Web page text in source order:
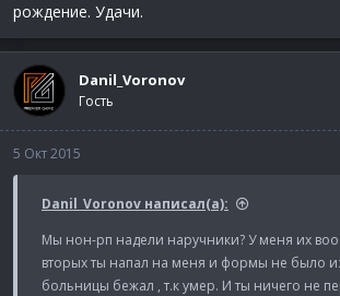
рождение. Удачи.
Danil_Voronov
Гость
5 Окт 2015
Danil_Voronov написал(а):
Мы нон-рп надели наручники? У меня их
вторых ты напал на меня и формы не было
больницы бежал , т.к умер. И ты ничего не